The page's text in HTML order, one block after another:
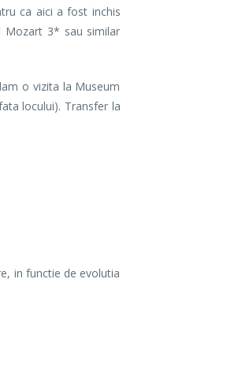
ca aici a fost inchis
Mozart 3* sau similar
o vizita la Museum
locului). Transfer la
in functie de evolutia